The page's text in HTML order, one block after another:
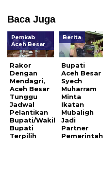
Baca Juga
Pemkab
Aceh Besar
Rakor
Dengan
Mendagri,
Aceh Besar
Tunggu
Jadwal
Pelantikan
Bupati/Wakil
Bupati
Terpilih
Berita
Bupati
Aceh Besar
Syech
Muharram
Minta
Ikatan
Mubaligh
Jadi
Partner
Pemerintah